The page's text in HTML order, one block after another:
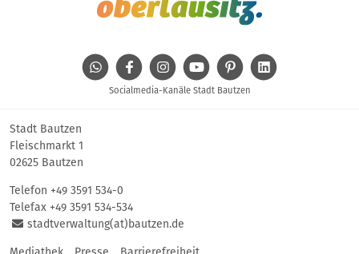
WhatsAppFacebookInstagramYoutube Pinterest
Socialmedia-Kanäle Stadt Bautzen
Stadt Bautzen
Fleischmarkt 1
02625 Bautzen
Telefon +49 3591 534-0
Telefax +49 3591 534-534
stadtverwaltung(at)bautzen.de